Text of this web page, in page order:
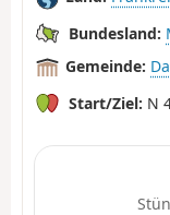
Bundesland:
Gemeinde:
Start/Ziel: N